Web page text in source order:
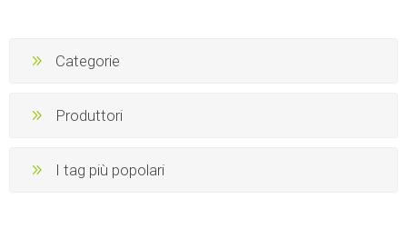
Categorie
Produttori
I tag più popolari